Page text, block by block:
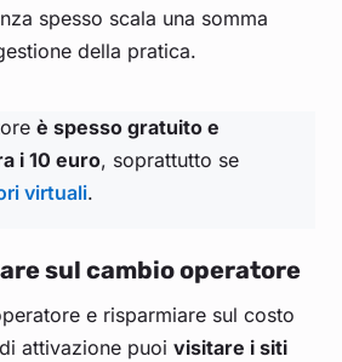
spesso scala una somma
della pratica.
è spesso gratuito e
i 10 euro, soprattutto se
virtuali.
sul cambio operatore
e risparmiare sul costo
attivazione puoivisitare i siti